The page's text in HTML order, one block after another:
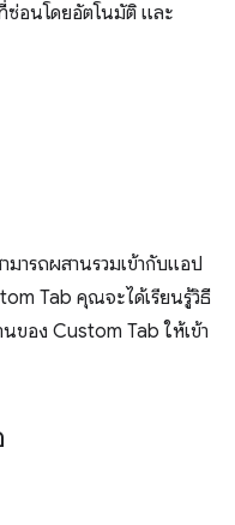
ซ่อนโดยอัตโนมัติ และ
ารถผสานรวมเข้ากับแอป
Tab คุณจะได้เรียนรู้วิธี
อง Custom Tab ให้เข้า